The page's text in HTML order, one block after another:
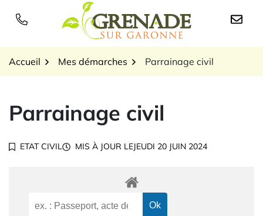
Logo Grenade sur
Accueil Mes démarches Parrainage civil
Parrainage civil
ETAT CIVIL MIS À JOUR LEJEUDI 20 JUIN 2024